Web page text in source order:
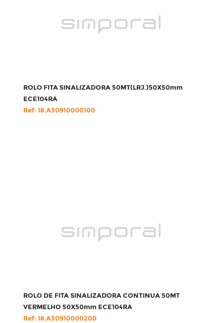
ROLO FITA SINALIZADORA 50MT(LRJ.)50X50mm
ECE104RA
Ref: 18.A30910000100
ROLO DE FITA SINALIZADORA CONTINUA 50MT
VERMELHO 50X50mm ECE104RA
Ref: 18.A30910000200